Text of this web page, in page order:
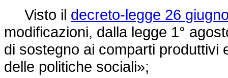
Visto il decreto-legge 26
modificazioni, dalla legge 1°
di sostegno ai comparti produttivi
delle politiche sociali»;